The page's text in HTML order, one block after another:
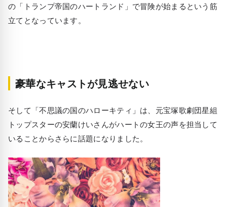
の「トランプ帝国のハートランド」で冒険が始まるという筋
立てとなっています。
豪華なキャストが見逃せない
そして「不思議の国のハローキティ」は、元宝塚歌劇団星組
トップスターの安蘭けいさんがハートの女王の声を担当して
いることからさらに話題になりました。